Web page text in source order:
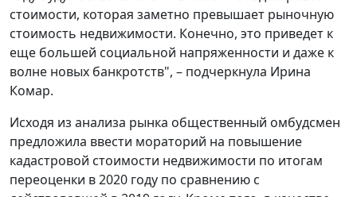
стоимости, которая заметно превышает рыночную
стоимость недвижимости. Конечно, это приведет к
еще большей социальной напряженности и даже к
волне новых банкротств", – подчеркнула Ирина
Комар.
Исходя из анализа рынка общественный омбудсмен
предложила ввести мораторий на повышение
кадастровой стоимости недвижимости по итогам
переоценки в 2020 году по сравнению с